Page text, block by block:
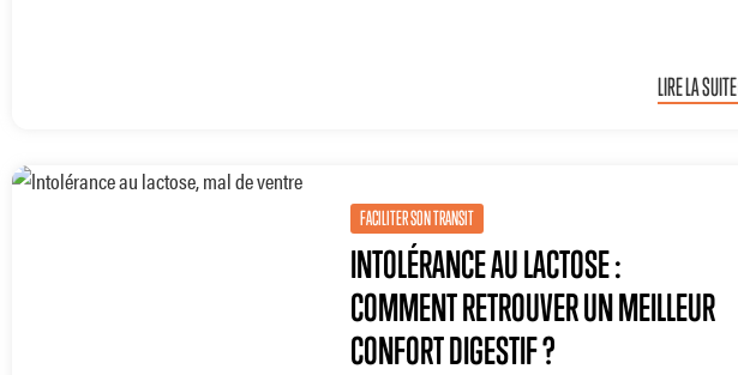
LIRE LA SUITE
FACILITER SON TRANSIT
INTOLÉRANCE AU LACTOSE :
COMMENT RETROUVER UN MEILLEUR
CONFORT DIGESTIF ?